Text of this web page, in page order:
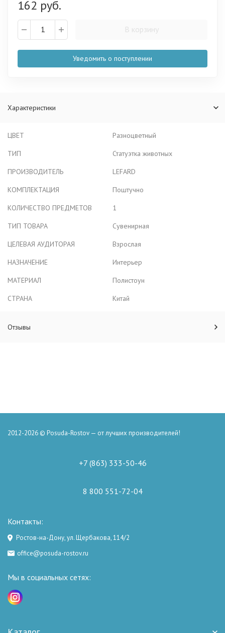
162 руб.
В корзину
Уведомить о поступлении
Характеристики
ЦВЕТ
Разноцветный
ТИП
Статуэтка животных
ПРОИЗВОДИТЕЛЬ
LEFARD
КОМПЛЕКТАЦИЯ
Поштучно
КОЛИЧЕСТВО ПРЕДМЕТОВ
1
ТИП ТОВАРА
Сувенирная
ЦЕЛЕВАЯ АУДИТОРАЯ
Взрослая
НАЗНАЧЕНИЕ
Интерьер
МАТЕРИАЛ
Полистоун
СТРАНА
Китай
Отзывы
2012-2026 © Posuda-Rostov — от лучших производителей!
+7 (863) 333-50-46
8 800 551-72-04
Контакты:
Ростов-на-Дону, ул. Щербакова, 114/2
office@posuda-rostov.ru
Мы в социальных сетях: